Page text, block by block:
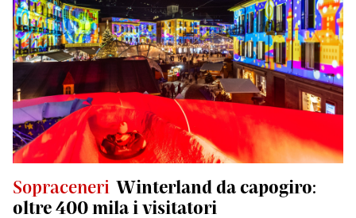
Sopraceneri Winterland da capogiro:
oltre 400 mila i visitatori